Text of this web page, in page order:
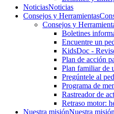
NoticiasNoticias
Consejos y Herramientas
Consejos y
Boletines
Encuentre un
KidsDoc -
Plan de acción
Plan familiar de
Pregúntele al
Programa de
Rastre​​ador de
Retraso motor:
Nuestra misiónNuestra misión